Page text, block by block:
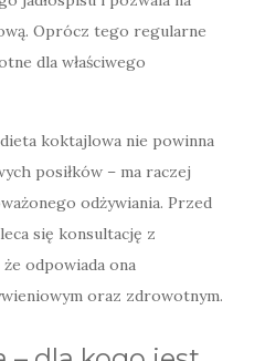
Oprócz tego regularne
dla właściwego
koktajlowa nie powinna
posiłków – ma raczej
odżywiania. Przed
się konsultację z
odpowiada ona
oraz zdrowotnym.